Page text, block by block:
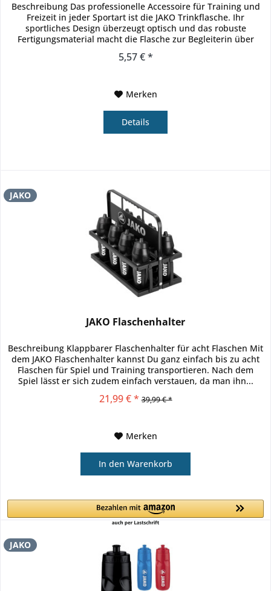
Beschreibung Das professionelle Accessoire für Training und
Freizeit in jeder Sportart ist die JAKO Trinkflasche. Ihr
sportliches Design überzeugt optisch und das robuste
Fertigungsmaterial macht die Flasche zur Begleiterin über
5,57 € *
Merken
Details
JAKO
JAKO Flaschenhalter
Beschreibung Klappbarer Flaschenhalter für acht Flaschen Mit
dem JAKO Flaschenhalter kannst Du ganz einfach bis zu acht
Flaschen für Spiel und Training transportieren. Nach dem
Spiel lässt er sich zudem einfach verstauen, da man ihn...
21,99 € * 39,99 € *
Merken
In den Warenkorb
JAKO